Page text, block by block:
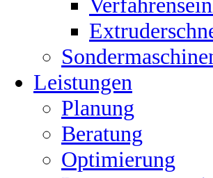
Leistungen
Planung
Beratung
Optimierung